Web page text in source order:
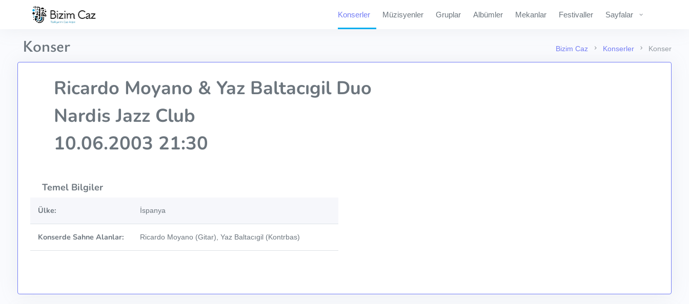
Konserler Müzisyenler Gruplar Albümler Mekanlar Festivaller Sayfalar
Bizim Caz Konserler Konser
Konser
Ricardo Moyano & Yaz Baltacıgil Duo
Nardis Jazz Club
10.06.2003 21:30
Temel Bilgiler
Ülke: İspanya
Konserde Sahne Alanlar: Ricardo Moyano (Gitar), Yaz Baltacıgil (Kontrbas)